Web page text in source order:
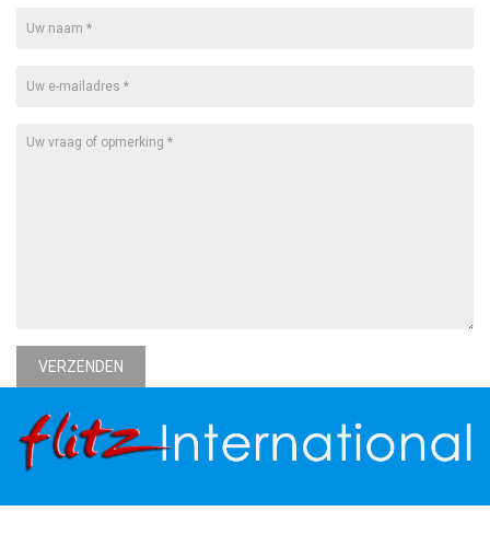
VERZENDEN